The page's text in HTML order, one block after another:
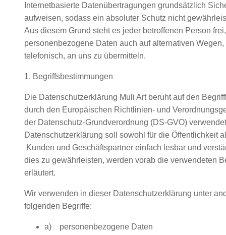
Internetbasierte Datenübertragungen grundsätzlich
aufweisen, sodass ein absoluter Schutz nicht
Aus diesem Grund steht es jeder betroffenen Person frei,
personenbezogene Daten auch auf alternativen
telefonisch, an uns zu übermitteln.
1. Begriffsbestimmungen
Die Datenschutzerklärung Muli Art beruht auf den
durch den Europäischen Richtlinien- und
der Datenschutz-Grundverordnung (DS-GVO)
Datenschutzerklärung soll sowohl für die Öffentlichkeit
Kunden und Geschäftspartner einfach lesbar und
dies zu gewährleisten, werden vorab die verwendeten
erläutert.
Wir verwenden in dieser Datenschutzerklärung unter
folgenden Begriffe:
a) personenbezogene Daten